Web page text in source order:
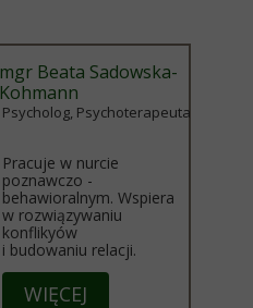
WIĘCEJ
Pracuje w nurcie
poznawczo -
behawioralnym. Wspiera
w rozwiązywaniu
konflikyów
i budowaniu relacji.
Psycholog, Psychoterapeuta
mgr Beata Sadowska-
Kohmann